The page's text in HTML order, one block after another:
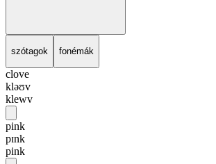
szótagok fonémák
clove
kləʊv
klewv
pink
pɪnk
pink